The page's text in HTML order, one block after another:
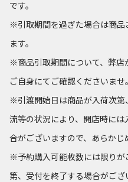
です。
※引取期間を過ぎた場合は商
ます。
※商品引取期間について、弊店
ご自身にてご確認くださいませ。
※引渡開始日は商品が入荷次第
流等の状況により、開店時に
合がございますので、あらかじ
※予約購入可能枚数には限りが
第、受付を終了する場合がござ